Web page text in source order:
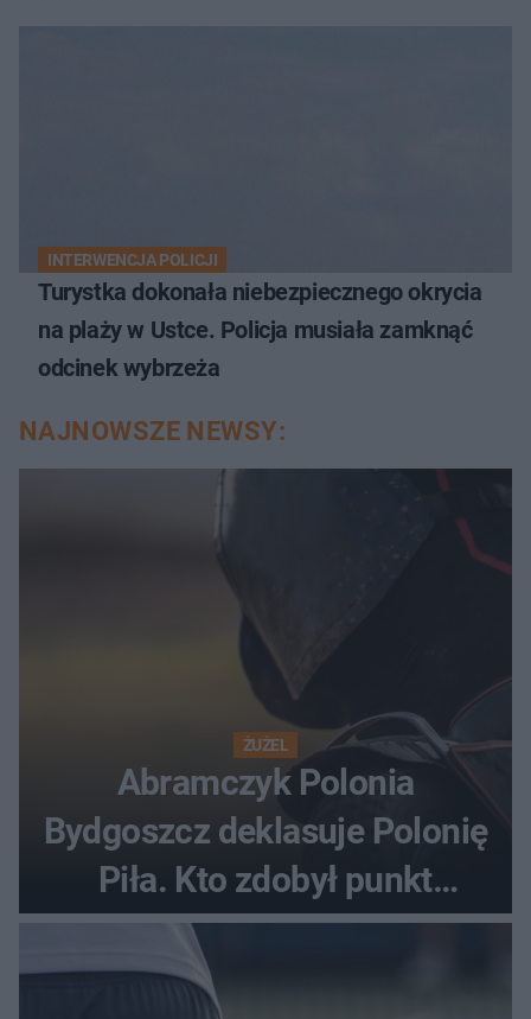
INTERWENCJA POLICJI
Turystka dokonała niebezpiecznego okrycia
na plaży w Ustce. Policja musiała zamknąć
odcinek wybrzeża
NAJNOWSZE NEWSY:
ŻUŻEL
Abramczyk Polonia
Bydgoszcz deklasuje Polonię
Piła. Kto zdobył punkt
bonusowy?